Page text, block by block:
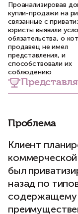
Проанализировав
купли-продажи на
связанные с
юристы выявили
обязательства, о
продавец не имел
представления, и
способствовали их
соблюдению
Проблема
Клиент
был
назад по
содержащему